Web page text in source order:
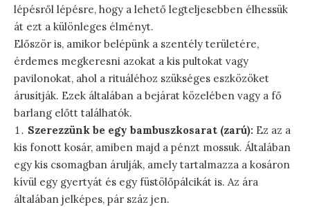
lépésről lépésre, hogy a lehető legteljesebben élhessük
át ezt a különleges élményt.
Először is, amikor belépünk a szentély területére,
érdemes megkeresni azokat a kis pultokat vagy
pavilonokat, ahol a rituáléhoz szükséges eszközöket
árusítják. Ezek általában a bejárat közelében vagy a fő
barlang előtt találhatók.
Szerezzünk be egy bambuszkosarat (zarú): Ez az a
kis fonott kosár, amiben majd a pénzt mossuk. Általában
egy kis csomagban árulják, amely tartalmazza a kosáron
kívül egy gyertyát és egy füstölőpálcikát is. Az ára
általában jelképes, pár száz jen.